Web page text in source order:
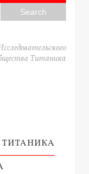
Титаника